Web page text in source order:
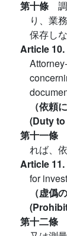
第十條
り、業
保存し
Article 10.
（依頼
(Duty
第十一條
れば、
Article 11.
for
（虚僞
第十二條